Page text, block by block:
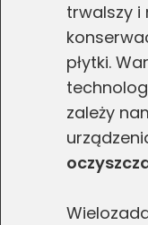
trwalszy i
płytki.
zależy